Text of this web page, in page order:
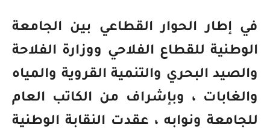
في إطار الحوار القطاعي بين الجامعة
الوطنية للقطاع الفلاحي ووزارة الفلاحة
والصيد البحري والتنمية القروية والمياه
والغابات ، وبإشراف من الكاتب العام
للجامعة ونوابه ، عقدت النقابة الوطنية